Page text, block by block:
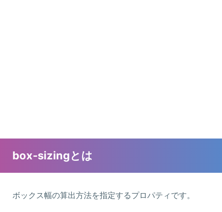
box-sizingとは
ボックス幅の算出方法を指定するプロパティです。